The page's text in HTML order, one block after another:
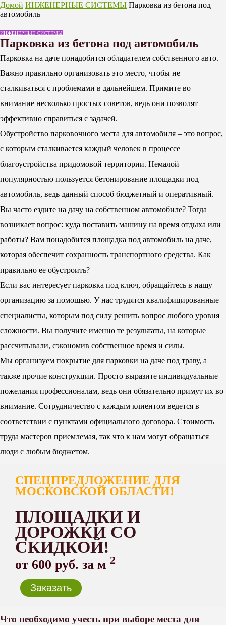
Домой ИНЖЕНЕРНЫЕ СИСТЕМЫ Парковка из бетона под
автомобиль
ИНЖЕНЕРНЫЕ СИСТЕМЫ
Парковка из бетона под автомобиль
Парковка на даче понадобится обладателем собственного авто.
Важно правильно организовать это место, чтобы не
сталкиваться с проблемами в дальнейшем. Примите во
внимание несколько простых советов, ведь они позволят
эффективно справиться с задачей.
Обустройство парковочного места для автомобиля – это вопрос,
с которым сталкивается каждый человек в процессе
благоустройства придомовой территории. Немалой
популярностью пользуется бетонирование площадки под
автомобиль, ведь данный способ бюджетный и оперативный.
Вы часто ездите на дачу на собственном автомобиле? Тогда
возникает вопрос: куда поставить машину на время отдыха или
работы? Вам понадобится площадка под автомобиль на даче,
которая обеспечит сохранность транспортного средства. Как
правильно ее обустроить?
Если вас интересует парковка под ключ, обращайтесь в нашу
организацию за помощью. У нас трудятся квалифицированные
специалисты, которым под силу решить вопрос любого уровня
сложности. Вы получите именно те результаты, на которые
рассчитывали, сэкономив собственное время и силы.
Мы организуем покрытие для парковки на даче под траву, а
также прочие конструкции. Просто выразите индивидуальные
пожелания профессионалам, ведь они обязательно примут их во
внимание. Сотрудничество с каждым клиентом ведется в
соответствии с пунктами официального договора. Стоимость
труда мастеров приемлемая, так что к нам могут обращаться
люди с любым бюджетом.
СПЕЦПРЕДЛОЖЕНИЕ ДЛЯ
МОСКОВСКОЙ ОБЛАСТИ!
ПЛОЩАДКИ И
ДОРОЖКИ СО
СКИДКОЙ!
от 600 руб. за м 2
Заказать
Что необходимо учесть при выборе места для